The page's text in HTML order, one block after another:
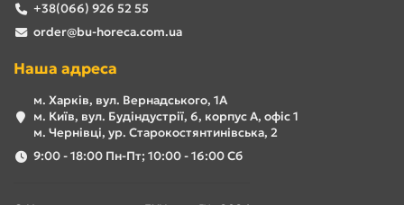
+38(066) 926 52 55
order@bu-horeca.com.ua
Наша адреса
м. Харків, вул. Вернадського, 1А
м. Київ, вул. Будіндустрії, 6, корпус А, офіс 1
м. Чернівці, ур. Старокостянтинівська, 2
9:00 - 18:00 Пн-Пт; 10:00 - 16:00 Сб